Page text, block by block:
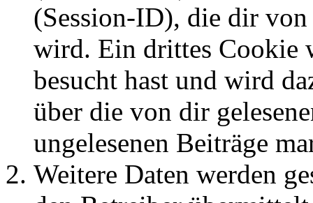
(Session-ID), die dir
wird. Ein drittes Cookie
besucht hast und wird
über die von dir
ungelesenen Beiträge
Weitere Daten werden